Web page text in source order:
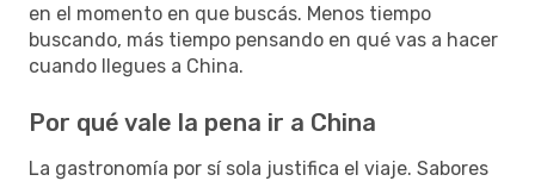
en el momento en que buscás. Menos tiempo
buscando, más tiempo pensando en qué vas a hacer
cuando llegues a China.
Por qué vale la pena ir a China
La gastronomía por sí sola justifica el viaje. Sabores